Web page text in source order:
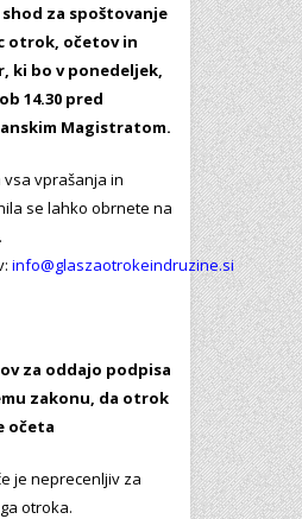
za spoštovanje
otrok, očetov in
ki bo v ponedeljek,
14.30 pred
Magistratom.
vprašanja in
se lahko obrnete na
info@glaszaotrokeindruzine.si
za oddajo podpisa
zakonu, da otrok
očeta
je neprecenljiv za
otroka.